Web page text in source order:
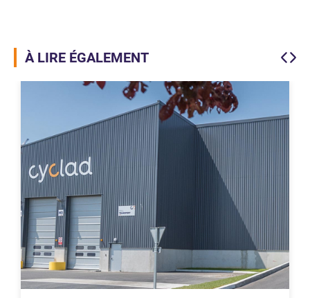
À LIRE ÉGALEMENT